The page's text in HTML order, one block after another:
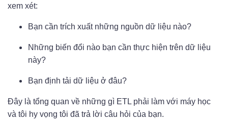
xem xét:
Bạn cần trích xuất những nguồn dữ liệu nào?
Những biến đổi nào bạn cần thực hiện trên dữ liệu
này?
Bạn định tải dữ liệu ở đâu?
Đây là tổng quan về những gì ETL phải làm với máy học
và tôi hy vọng tôi đã trả lời câu hỏi của bạn.